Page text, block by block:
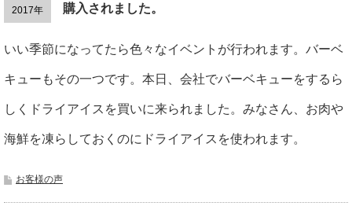
2017年
購入されました。
いい季節になってたら色々なイベントが行われます。バーベ
キューもその一つです。本日、会社でバーベキューをするら
しくドライアイスを買いに来られました。みなさん、お肉や
海鮮を凍らしておくのにドライアイスを使われます。
お客様の声